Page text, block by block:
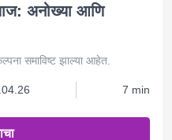
अनोख्या आणि
समाविष्ट झाल्या आहेत.
7 min